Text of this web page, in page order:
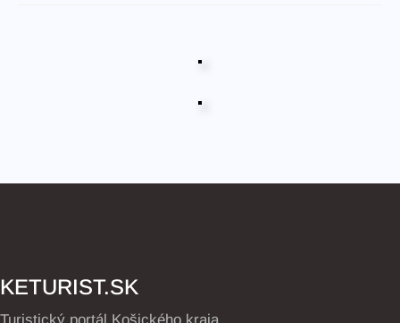
KETURIST.SK